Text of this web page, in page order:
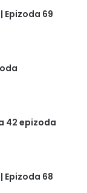
Epizoda 69
42 epizoda
Epizoda 68